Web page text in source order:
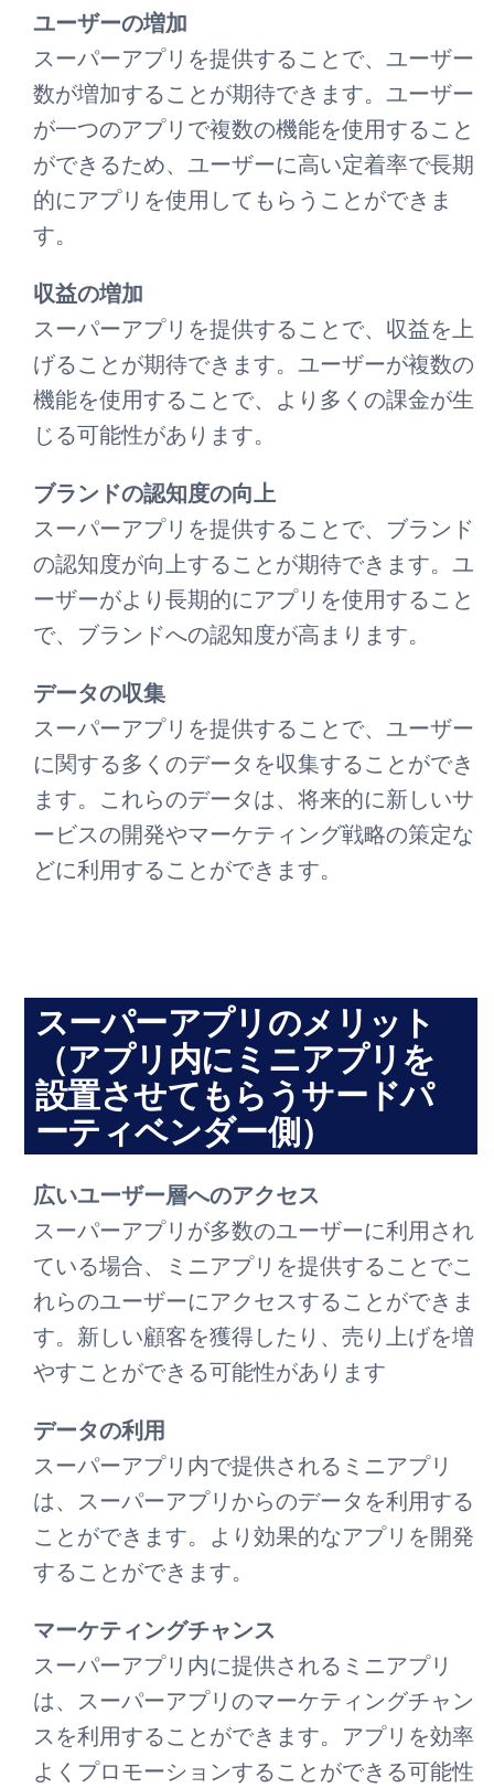
ユーザーの増加
スーパーアプリを提供することで、ユーザー
数が増加することが期待できます。ユーザー
が一つのアプリで複数の機能を使用すること
ができるため、ユーザーに高い定着率で長期
的にアプリを使用してもらうことができま
す。
収益の増加
スーパーアプリを提供することで、収益を上
げることが期待できます。ユーザーが複数の
機能を使用することで、より多くの課金が生
じる可能性があります。
ブランドの認知度の向上
スーパーアプリを提供することで、ブランド
の認知度が向上することが期待できます。ユ
ーザーがより長期的にアプリを使用すること
で、ブランドへの認知度が高まります。
データの収集
スーパーアプリを提供することで、ユーザー
に関する多くのデータを収集することができ
ます。これらのデータは、将来的に新しいサ
ービスの開発やマーケティング戦略の策定な
どに利用することができます。
スーパーアプリのメリット
（アプリ内にミニアプリを
設置させてもらうサードパ
ーティベンダー側）
広いユーザー層へのアクセス
スーパーアプリが多数のユーザーに利用され
ている場合、ミニアプリを提供することでこ
れらのユーザーにアクセスすることができま
す。新しい顧客を獲得したり、売り上げを増
やすことができる可能性があります
データの利用
スーパーアプリ内で提供されるミニアプリ
は、スーパーアプリからのデータを利用する
ことができます。より効果的なアプリを開発
することができます。
マーケティングチャンス
スーパーアプリ内に提供されるミニアプリ
は、スーパーアプリのマーケティングチャン
スを利用することができます。アプリを効率
よくプロモーションすることができる可能性